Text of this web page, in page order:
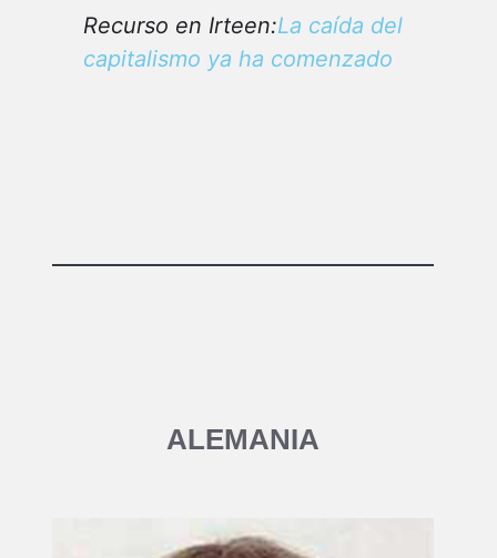
Recurso en Irteen:La caída del
capitalismo ya ha comenzado
ALEMANIA